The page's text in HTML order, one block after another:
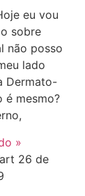
eu vou
sobre
não posso
lado
Dermato-
é mesmo?
»
26 de